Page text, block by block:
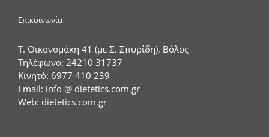
Επικοινωνία
Τ. Οικονομάκη 41 (με Σ. Σπυρίδη), Βόλος
Τηλέφωνο: 24210 31737
Κινητό: 6977 410 239
Email: info @ dietetics.com.gr
Web: dietetics.com.gr